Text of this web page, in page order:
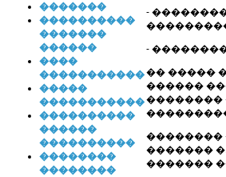
�������
����������
�������
������
����
�����������
�����
�����������
����������
������
����������
��������
��������
-
-
�� �����
������
��������
��������
�������
�������